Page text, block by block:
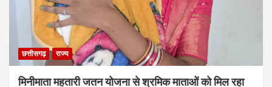
छत्तीसगढ़ राज्य
मिनीमाता महतारी जतन योजना से श्रमिक माताओं को मिल रहा